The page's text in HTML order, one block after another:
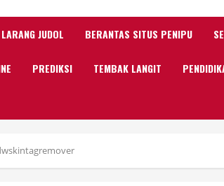
LARANG JUDOL BERANTAS SITUS PENIPU
PREDIKSI TEMBAK LANGIT